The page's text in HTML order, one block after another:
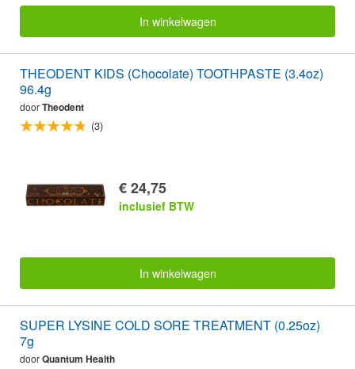
In winkelwagen
THEODENT KIDS (Chocolate) TOOTHPASTE (3.4oz)
96.4g
doorTheodent
(3)
€ 24,75
inclusief BTW
In winkelwagen
SUPER LYSINE COLD SORE TREATMENT (0.25oz)
7g
doorQuantum Health